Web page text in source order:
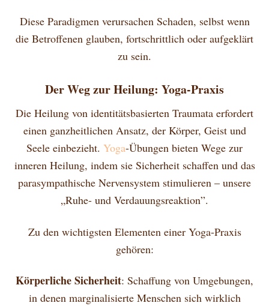
Diese Paradigmen verursachen Schaden, selbst wenn
die Betroffenen glauben, fortschrittlich oder aufgeklärt
zu sein.
Der Weg zur Heilung: Yoga-Praxis
Die Heilung von identitätsbasierten Traumata erfordert
einen ganzheitlichen Ansatz, der Körper, Geist und
Seele einbezieht. Yoga-Übungen bieten Wege zur
inneren Heilung, indem sie Sicherheit schaffen und das
parasympathische Nervensystem stimulieren – unsere
„Ruhe- und Verdauungsreaktion”.
Zu den wichtigsten Elementen einer Yoga-Praxis
gehören:
Körperliche Sicherheit: Schaffung von Umgebungen,
in denen marginalisierte Menschen sich wirklich